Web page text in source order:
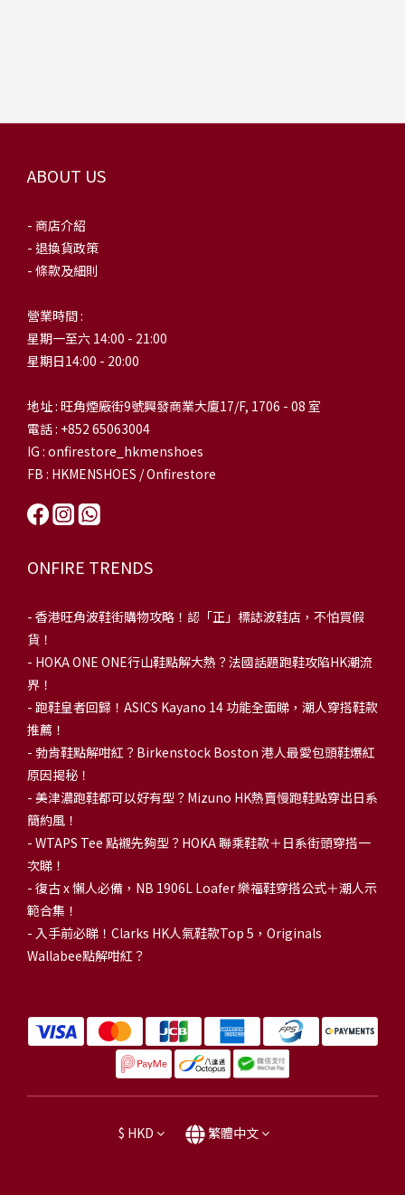
ABOUT US
- 商店介紹
- 退換貨政策
- 條款及細則
營業時間 :
星期一至六 14:00 - 21:00
星期日14:00 - 20:00
地址 : 旺角煙廠街9號興發商業大廈17/F, 1706 - 08 室
電話 : +852 65063004
IG : onfirestore_hkmenshoes
FB : HKMENSHOES / Onfirestore
ONFIRE TRENDS
- 香港旺角波鞋街購物攻略！認「正」標誌波鞋店，不怕買假
貨！
- HOKA ONE ONE行山鞋點解大熱？法國話題跑鞋攻陷HK潮流
界！
- 跑鞋皇者回歸！ASICS Kayano 14 功能全面睇，潮人穿搭鞋款
推薦！
- 勃肯鞋點解咁紅？Birkenstock Boston 港人最愛包頭鞋爆紅
原因揭秘！
- 美津濃跑鞋都可以好有型？Mizuno HK熱賣慢跑鞋點穿出日系
簡約風！
- WTAPS Tee 點襯先夠型？HOKA 聯乘鞋款＋日系街頭穿搭一
次睇！
- 復古 x 懶人必備，NB 1906L Loafer 樂福鞋穿搭公式＋潮人示
範合集！
- 入手前必睇！Clarks HK人氣鞋款Top 5，Originals
Wallabee點解咁紅？
$ HKD 繁體中文